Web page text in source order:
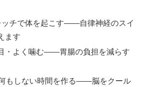
ッチで体を起こす——自律神経のスイ
ます
・よく噛む——胃腸の負担を減らす
もしない時間を作る——脳をクール